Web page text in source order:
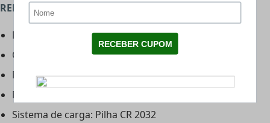
RED DOT GAMO BZ 1X30 - CARACTERÍSTICAS:
Marca: Gamo
Origem: Espanha
Material: Alumínio anodizado
Modelo: Quick Shot
Sistema de carga: Pilha CR 2032